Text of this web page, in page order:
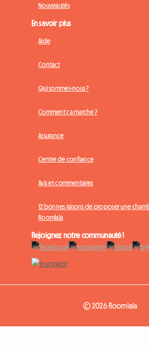
Nouveautés
En savoir plus
Aide
Contact
Qui sommes-nous ?
Comment ça marche ?
Assurance
Centre de confiance
Avis et commentaires
12 bonnes raisons de proposer une
Roomlala
Rejoignez notre communauté !
© 2026 Roomlala